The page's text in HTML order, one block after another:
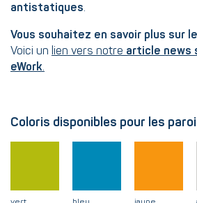
antistatiques.
Vous souhaitez en savoir plus sur
Voici un lien vers notre article news
eWork.
Coloris disponibles pour les